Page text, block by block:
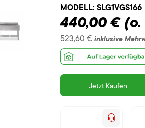
MODELL: SLG1VGS166
440,00 €
523,60 € inklusive
Jetzt Kaufen